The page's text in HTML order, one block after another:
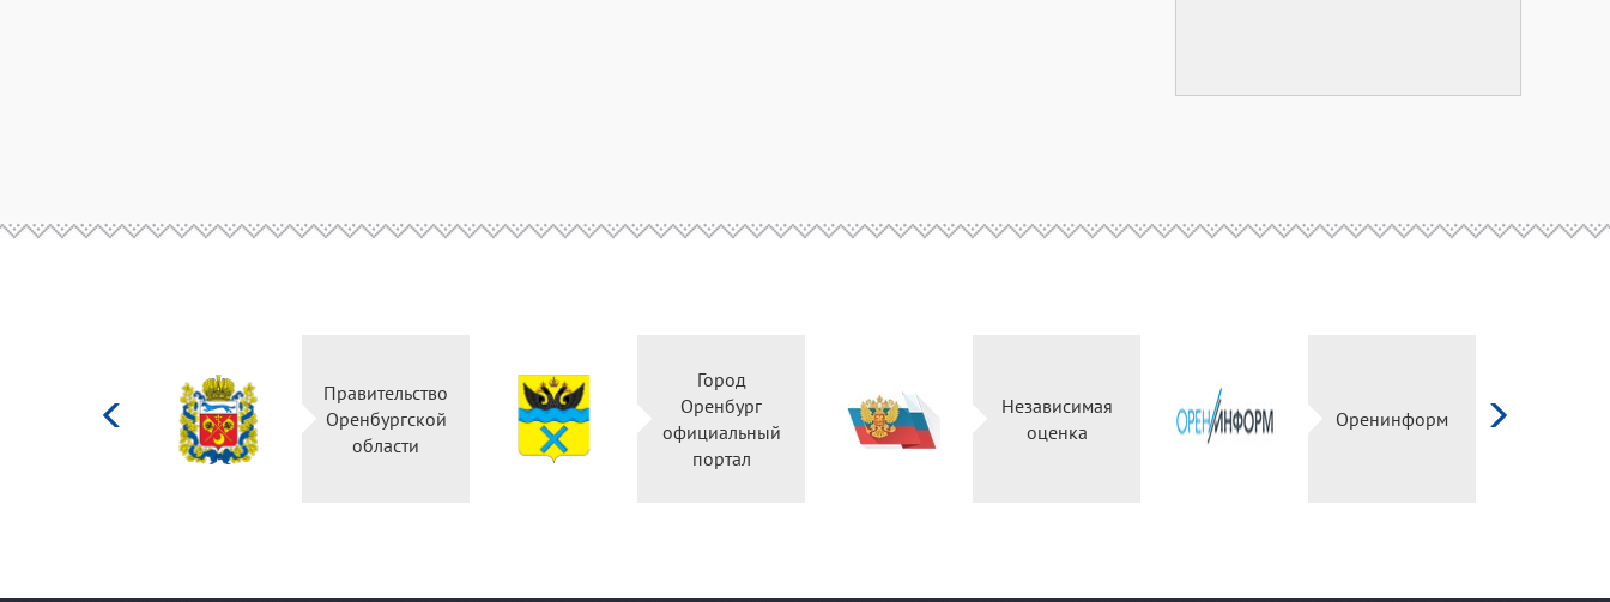
Правительство
Оренбургской
области
Город
Оренбург
официальный
портал
Независимая
оценка
Оренинформ